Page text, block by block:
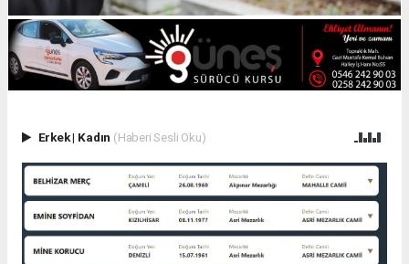
Erkek| Kadın (Haberi Sesli Oku)